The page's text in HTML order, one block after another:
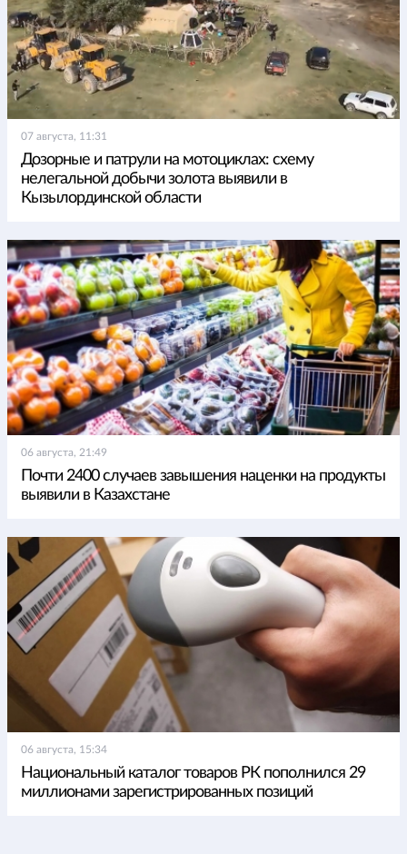
07 августа, 11:31
Дозорные и патрули на мотоциклах: схему
нелегальной добычи золота выявили в
Кызылординской области
06 августа, 21:49
Почти 2400 случаев завышения наценки на продукты
выявили в Казахстане
06 августа, 15:34
Национальный каталог товаров РК пополнился 29
миллионами зарегистрированных позиций